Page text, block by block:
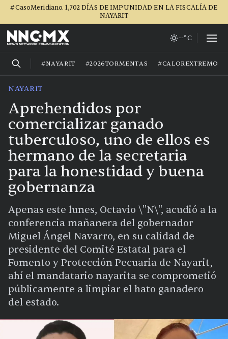
#CasoMeridiano. 1,702 DÍAS DE IMPUNIDAD EN LA FISCALÍA DE
NAYARIT
--°C
#NAYARIT #2026TORMENTAS #CALOREXTREMO
NAYARIT
Aprehendidos por
comercializar ganado
tuberculoso, uno de ellos es
hermano de la secretaria
para la honestidad y buena
gobernanza
Apenas este lunes, Octavio \"N\", acudió a la
conferencia mañanera del gobernador
Miguel Ángel Navarro, en su calidad de
presidente del Comité Estatal para el
Fomento y Protección Pecuaria de Nayarit,
ahí el mandatario nayarita se comprometió
públicamente a limpiar el hato ganadero
del estado.